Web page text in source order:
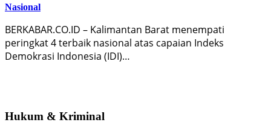
Nasional
BERKABAR.CO.ID – Kalimantan Barat menempati
peringkat 4 terbaik nasional atas capaian Indeks
Demokrasi Indonesia (IDI)…
Hukum & Kriminal